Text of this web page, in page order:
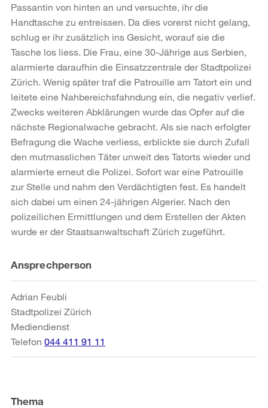
Passantin von hinten an und versuchte, ihr die
Handtasche zu entreissen. Da dies vorerst nicht gelang,
schlug er ihr zusätzlich ins Gesicht, worauf sie die
Tasche los liess. Die Frau, eine 30-Jährige aus Serbien,
alarmierte daraufhin die Einsatzzentrale der Stadtpolizei
Zürich. Wenig später traf die Patrouille am Tatort ein und
leitete eine Nahbereichsfahndung ein, die negativ verlief.
Zwecks weiteren Abklärungen wurde das Opfer auf die
nächste Regionalwache gebracht. Als sie nach erfolgter
Befragung die Wache verliess, erblickte sie durch Zufall
den mutmasslichen Täter unweit des Tatorts wieder und
alarmierte erneut die Polizei. Sofort war eine Patrouille
zur Stelle und nahm den Verdächtigten fest. Es handelt
sich dabei um einen 24-jährigen Algerier. Nach den
polizeilichen Ermittlungen und dem Erstellen der Akten
wurde er der Staatsanwaltschaft Zürich zugeführt.
Weitere
Informationen
Ansprechperson
Adrian Feubli
Stadtpolizei Zürich
Mediendienst
Telefon 044 411 91 11
Thema